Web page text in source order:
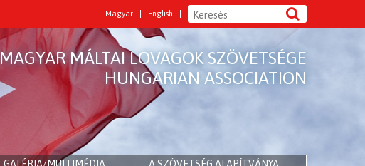
Magyar English
MAGYAR MÁLTAI LOVAGOK SZÖVETSÉGE
HUNGARIAN ASSOCIATION